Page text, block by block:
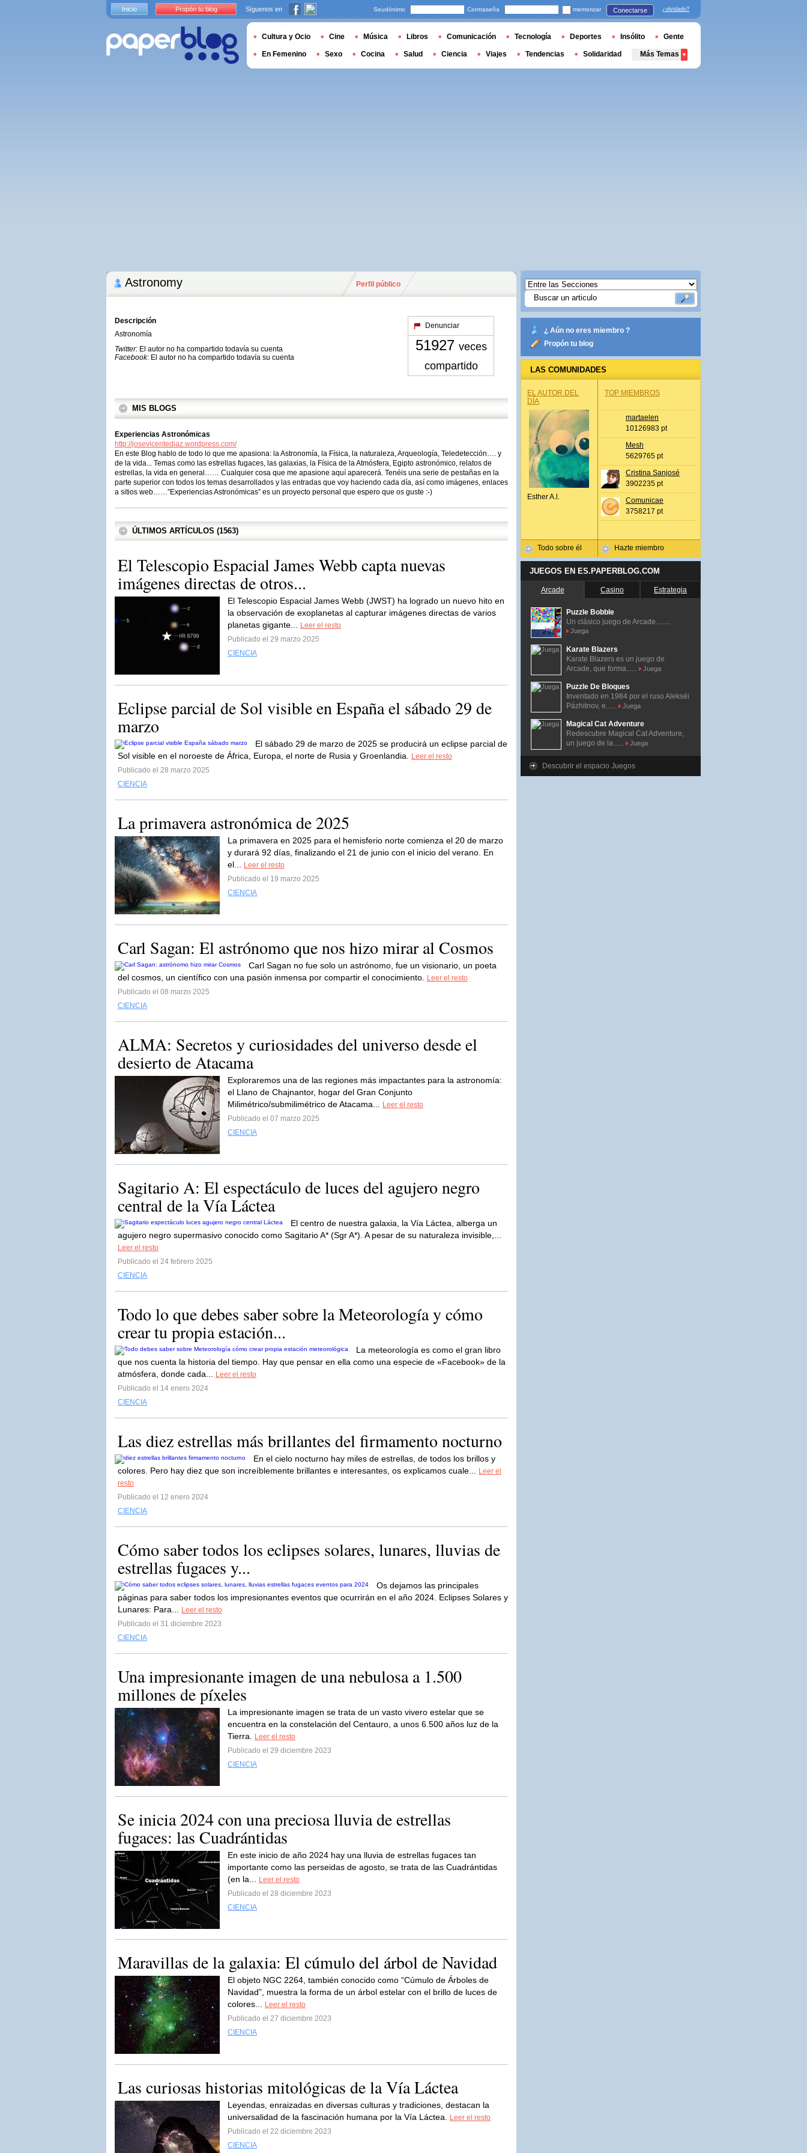
Astronomy Perfil público
Descripción
Astronomía
Twitter: El autor no ha compartido todavía su cuenta
Facebook: El autor no ha compartido todavía su cuenta
Denunciar
51927 veces
compartido
MIS BLOGS
Experiencias Astronómicas
http://josevicentediaz.wordpress.com/
En este Blog hablo de todo lo que me apasiona: la Astronomía, la Física, la naturaleza, Arqueología, Teledetección…. y
de la vida... Temas como las estrellas fugaces, las galaxias, la Física de la Atmósfera, Egipto astronómico, relatos de
estrellas, la vida en general…… Cualquier cosa que me apasione aquí aparecerá. Tenéis una serie de pestañas en la
parte superior con todos los temas desarrollados y las entradas que voy haciendo cada día, así como imágenes, enlaces
a sitios web……”Experiencias Astronómicas” es un proyecto personal que espero que os guste :-)
ÚLTIMOS ARTÍCULOS (1563)
El Telescopio Espacial James Webb capta nuevas
imágenes directas de otros...
El Telescopio Espacial James Webb (JWST) ha logrado un nuevo hito en
la observación de exoplanetas al capturar imágenes directas de varios
planetas gigante...
Leer el resto
Publicado el 29 marzo 2025
CIENCIA
Eclipse parcial de Sol visible en España el sábado 29 de
marzo
El sábado 29 de marzo de 2025 se producirá un eclipse parcial de
Sol visible en el noroeste de África, Europa, el norte de Rusia y Groenlandia.
Leer el resto
Publicado el 28 marzo 2025
CIENCIA
La primavera astronómica de 2025
La primavera en 2025 para el hemisferio norte comienza el 20 de marzo
y durará 92 días, finalizando el 21 de junio con el inicio del verano. En
el...
Leer el resto
Publicado el 19 marzo 2025
CIENCIA
Carl Sagan: El astrónomo que nos hizo mirar al Cosmos
Carl Sagan no fue solo un astrónomo, fue un visionario, un poeta
del cosmos, un científico con una pasión inmensa por compartir el conocimiento.
Leer el resto
Publicado el 08 marzo 2025
CIENCIA
ALMA: Secretos y curiosidades del universo desde el
desierto de Atacama
Exploraremos una de las regiones más impactantes para la astronomía:
el Llano de Chajnantor, hogar del Gran Conjunto
Milimétrico/submilimétrico de Atacama...
Leer el resto
Publicado el 07 marzo 2025
CIENCIA
Sagitario A: El espectáculo de luces del agujero negro
central de la Vía Láctea
El centro de nuestra galaxia, la Vía Láctea, alberga un
agujero negro supermasivo conocido como Sagitario A* (Sgr A*). A pesar de su naturaleza invisible,...
Leer el resto
Publicado el 24 febrero 2025
CIENCIA
Todo lo que debes saber sobre la Meteorología y cómo
crear tu propia estación...
La meteorología es como el gran libro
que nos cuenta la historia del tiempo. Hay que pensar en ella como una especie de «Facebook» de la
atmósfera, donde cada...
Leer el resto
Publicado el 14 enero 2024
CIENCIA
Las diez estrellas más brillantes del firmamento nocturno
En el cielo nocturno hay miles de estrellas, de todos los brillos y
colores. Pero hay diez que son increíblemente brillantes e interesantes, os explicamos cuale...
Leer el
resto
Publicado el 12 enero 2024
CIENCIA
Cómo saber todos los eclipses solares, lunares, lluvias de
estrellas fugaces y...
Os dejamos las principales
páginas para saber todos los impresionantes eventos que ocurrirán en el año 2024. Eclipses Solares y
Lunares: Para...
Leer el resto
Publicado el 31 diciembre 2023
CIENCIA
Una impresionante imagen de una nebulosa a 1.500
millones de píxeles
La impresionante imagen se trata de un vasto vivero estelar que se
encuentra en la constelación del Centauro, a unos 6.500 años luz de la
Tierra.
Leer el resto
Publicado el 29 diciembre 2023
CIENCIA
Se inicia 2024 con una preciosa lluvia de estrellas
fugaces: las Cuadrántidas
En este inicio de año 2024 hay una lluvia de estrellas fugaces tan
importante como las perseidas de agosto, se trata de las Cuadrántidas
(en la...
Leer el resto
Publicado el 28 diciembre 2023
CIENCIA
Maravillas de la galaxia: El cúmulo del árbol de Navidad
El objeto NGC 2264, también conocido como “Cúmulo de Árboles de
Navidad”, muestra la forma de un árbol estelar con el brillo de luces de
colores...
Leer el resto
Publicado el 27 diciembre 2023
CIENCIA
Las curiosas historias mitológicas de la Vía Láctea
Leyendas, enraizadas en diversas culturas y tradiciones, destacan la
universalidad de la fascinación humana por la Vía Láctea.
Leer el resto
Publicado el 22 diciembre 2023
CIENCIA
¿ Aún no eres miembro ?
Propón tu blog
LAS COMUNIDADES
EL AUTOR DEL
DÍA
Esther A.l.
Todo sobre él
TOP MIEMBROS
martaelen
10126983 pt
Mesh
5629765 pt
Cristina Sanjosé
3902235 pt
Comunicae
3758217 pt
Hazte miembro
JUEGOS EN ES.PAPERBLOG.COM
Arcade Casino Estrategia
Puzzle Bobble
Un clásico juego de Arcade. ......
Juega
Karate Blazers
Karate Blazers es un juego de
Arcade, que forma......
Juega
Puzzle De Bloques
Inventado en 1984 por el ruso Alekséi
Pázhitnov, e......
Juega
Magical Cat Adventure
Redescubre Magical Cat Adventure,
un juego de la......
Juega
Descubrir el espacio Juegos
Inicio Propón tu blog Síguenos en Seudónimo Contraseña memorizar Conectarse ¿olvidado?
Cultura y Ocio Cine Música Libros Comunicación Tecnología Deportes Insólito Gente
En Femenino Sexo Cocina Salud Ciencia Viajes Tendencias Solidaridad Más Temas